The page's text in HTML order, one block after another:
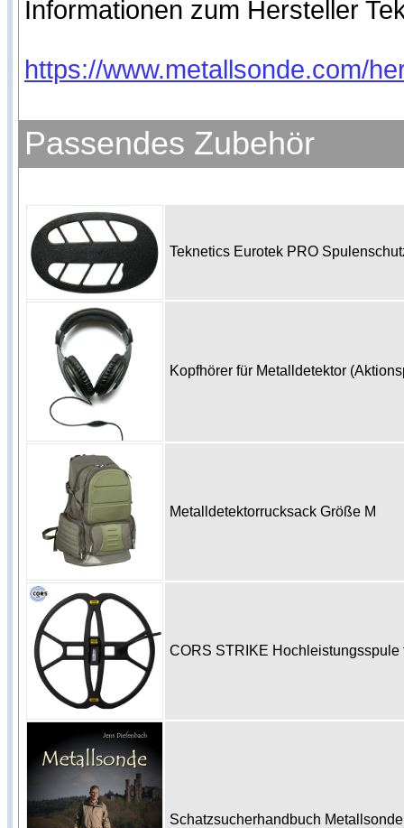
https://www.google.de/intl/de/policies/privacy/
Informationen zum Hersteller
https://www.metallsonde.com/
Passendes Zubehör
Teknetics Eurotek PRO
Kopfhörer für Metalldetektor
Metalldetektorrucksack Größe M
CORS STRIKE
Schatzsucherhandbuch